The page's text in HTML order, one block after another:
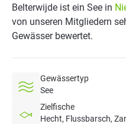
Belterwijde ist ein See in
von unseren Mitgliedern
Gewässer bewertet.
Gewässertyp
See
Zielfische
Hecht, Flussbarsch,